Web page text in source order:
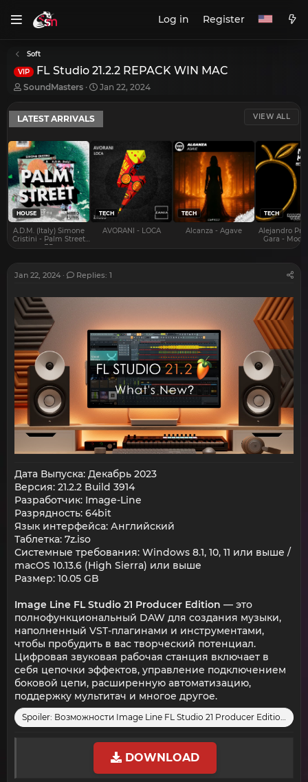
Log in Register
Soft
VIP FL Studio 21.2.2 REPACK WIN MAC
T
r
e
a
d
s
t
a
r
t
e
r
SoundMasters
S
a
t
a
Jan 22, 2024
LATEST ARRIVALS VIEW ALL
HOUSE
A.D.M. (Italy) Simone
Cristini - Palm Street
EP
TECH
AVORANI - LOCA
TECH
Alcanza - Agave
TECH
Alejandro
Gara -
Jan 22, 2024 Replies: 1
Дата Выпуска: Декабрь 2023
Версия: 21.2.2 Build 3914
Разработчик: Image-Line
Разрядность: 64bit
Язык интерфейса: Английский
Таблетка: 7z.iso
Системные требования: Windows 8.1, 10, 11 или выше /
macOS 10.13.6 (High Sierra) или выше
Размер: 10.05 GB
Image Line FL Studio 21 Producer Edition — это
полнофункциональный DAW для создания музыки,
наполненный VST-плагинами и инструментами,
чтобы пробудить в вас творческий потенциал.
Цифровая звуковая рабочая станция включает в
себя цепочки эффектов, управление подключением
боковой цепи, расширенную автоматизацию,
поддержку мультитач и многое другое.
Spoiler: Возможности Image Line FL Studio 21 Producer Edition:
DOWNLOAD